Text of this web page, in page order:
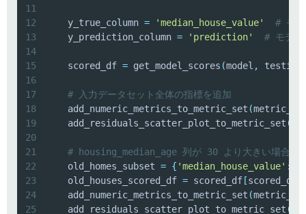
11
12
    y_true_column
= 'median_house_value'
# モデ
13
    y_prediction_column
= 'prediction'
# モデル
14
15
    scored_df
= get_model_scores (model ,
16
17
# 入力データセット全体の指標を追加
18
    add_numeric_metrics_to_metric_set
(
19
    add_residuals_scatter_plot_to_metric_set
(
20
21
# housing_median_age 列が 30 より大きい場合の
22
    old_homes_subset
= { 'median_house_value' :
23
    old_houses_scored_df
= scored_df [scored_df
24
    add_numeric_metrics_to_metric_set
(
25
    add_residuals_scatter_plot_to_metric_set
(